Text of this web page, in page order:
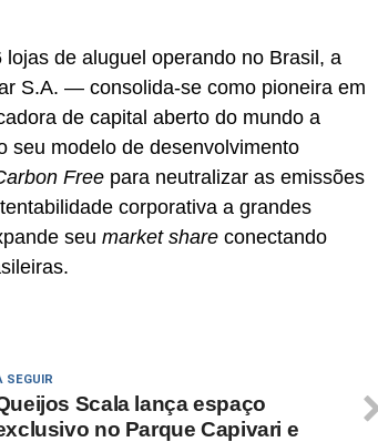
de aluguel operando no Brasil, a
S.A. — consolida-se como pioneira em
de capital aberto do mundo a
seu modelo de desenvolvimento
Free para neutralizar as emissões
corporativa a grandes
seu market share conectando
SEGUIR
Scala lança espaço
no Parque Capivari e